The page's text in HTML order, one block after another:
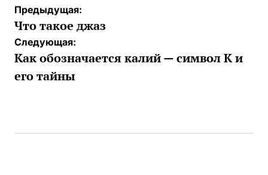
Навигация
по
записям
Предыдущая:
Что такое джаз
Следующая:
Как обозначается калий — символ K и
его тайны